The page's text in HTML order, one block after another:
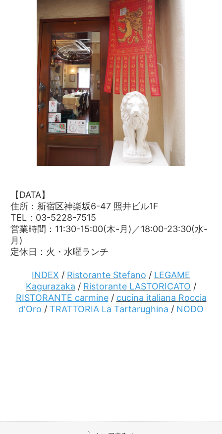
【DATA】
住所：新宿区神楽坂6-47 照井ビル1F
TEL：03-5228-7515
営業時間：11:30-15:00(木-月)／18:00-23:30(水-
月)
定休日：火・水曜ランチ
INDEX / Ristorante Stefano / LEGAME
Kagurazaka / Ristorante LASTORICATO /
RISTORANTE carmine/ cucina italiana Roccia
d'Oro / TRATTORIA La Tartarughina / NODO